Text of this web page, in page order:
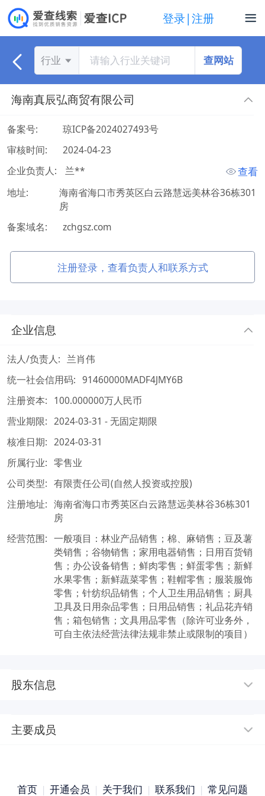
登录|注册
行业 查网站
海南真辰弘商贸有限公司
备案号:
琼ICP备2024027493号
审核时间:
2024-04-23
企业负责人:
兰** 查看
地址:
海南省海口市秀英区白云路慧远美林谷36栋301
房
备案域名:
zchgsz.com
注册登录，查看负责人和联系方式
企业信息
法人/负责人: 兰肖伟
统一社会信用码: 91460000MADF4JMY6B
注册资本: 100.000000万人民币
营业期限: 2024-03-31 - 无固定期限
核准日期: 2024-03-31
所属行业: 零售业
公司类型: 有限责任公司(自然人投资或控股)
注册地址: 海南省海口市秀英区白云路慧远美林谷36栋301
房
经营范围: 一般项目：林业产品销售；棉、麻销售；豆及薯
类销售；谷物销售；家用电器销售；日用百货销
售；办公设备销售；鲜肉零售；鲜蛋零售；新鲜
水果零售；新鲜蔬菜零售；鞋帽零售；服装服饰
零售；针纺织品销售；个人卫生用品销售；厨具
卫具及日用杂品零售；日用品销售；礼品花卉销
售；箱包销售；文具用品零售（除许可业务外，
可自主依法经营法律法规非禁止或限制的项目）
股东信息
主要成员
首页 | 开通会员 | 关于我们 | 联系我们 | 常见问题